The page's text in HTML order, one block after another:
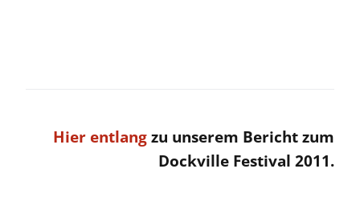
Hier entlangzu unserem Bericht zum
Dockville Festival 2011.